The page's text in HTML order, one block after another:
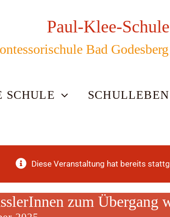
Paul-Klee-Schule
Bad
SCHULE SCHULLEBEN
Diese Veranstaltung hat bereits
zum Übergang